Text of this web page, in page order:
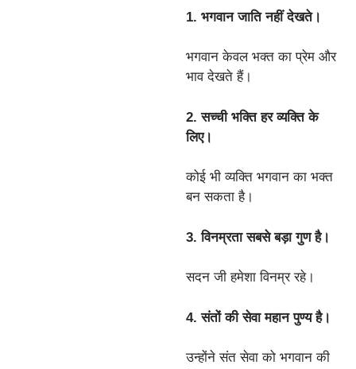
1. भगवान जाति नहीं देखते।
भगवान केवल भक्त का प्रेम और
भाव देखते हैं।
2. सच्ची भक्ति हर व्यक्ति के
लिए।
कोई भी व्यक्ति भगवान का भक्त
बन सकता है।
3. विनम्रता सबसे बड़ा गुण है।
सदन जी हमेशा विनम्र रहे।
4. संतों की सेवा महान पुण्य है।
उन्होंने संत सेवा को भगवान की